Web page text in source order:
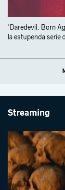
'Daredevil: Born
la estupenda serie
Streaming